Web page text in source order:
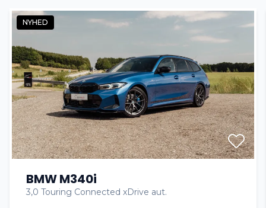
El-spejle
Fartpilot
Isofix
Kørecomputer
Tonede ruder
NYHED
BMW M340i
3,0 Touring Connected xDrive aut.